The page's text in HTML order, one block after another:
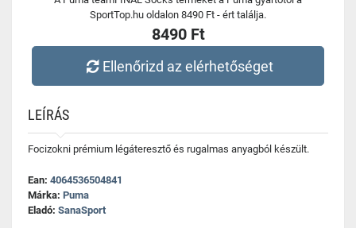
SportTop.hu oldalon 8490 Ft - ért találja.
8490 Ft
Ellenőrizd az elérhetőséget
LEÍRÁS
Focizokni prémium légáteresztő és rugalmas anyagból készült.
Ean: 4064536504841
Márka: Puma
Eladó: SanaSport